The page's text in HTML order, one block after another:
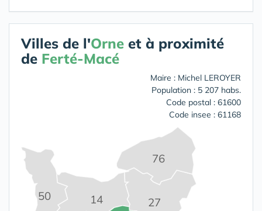
Villes de l'Orne et à proximité
de Ferté-Macé
Maire : Michel LEROYER
Population : 5 207 habs.
Code postal : 61600
Code insee : 61168
14 27
50
76